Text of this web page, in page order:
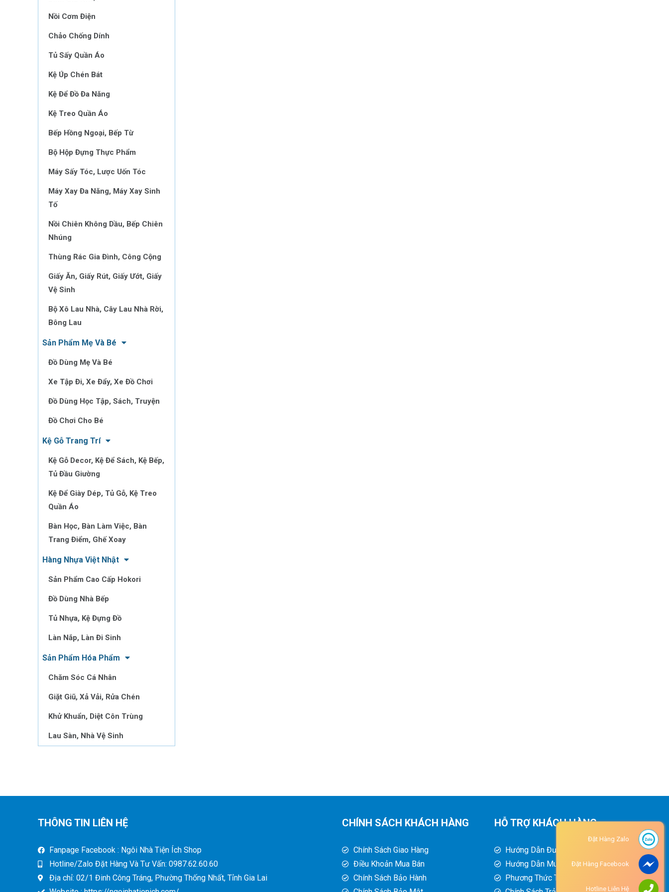
Nồi Cơm Điện
Chảo Chống Dính
Tủ Sấy Quần Áo
Kệ Úp Chén Bát
Kệ Để Đồ Đa Năng
Kệ Treo Quần Áo
Bếp Hồng Ngoại, Bếp Từ
Bộ Hộp Đựng Thực Phẩm
Máy Sấy Tóc, Lược Uốn Tóc
Máy Xay Đa Năng, Máy Xay Sinh
Tố
Nồi Chiên Không Dầu, Bếp Chiên
Nhúng
Thùng Rác Gia Đình, Công Cộng
Giấy Ăn, Giấy Rút, Giấy Ướt, Giấy
Vệ Sinh
Bộ Xô Lau Nhà, Cây Lau Nhà Rời,
Bông Lau
Sản Phẩm Mẹ Và Bé
Đồ Dùng Mẹ Và Bé
Xe Tập Đi, Xe Đẩy, Xe Đồ Chơi
Đồ Dùng Học Tập, Sách, Truyện
Đồ Chơi Cho Bé
Kệ Gỗ Trang Trí
Kệ Gỗ Decor, Kệ Để Sách, Kệ Bếp,
Tủ Đầu Giường
Kệ Để Giày Dép, Tủ Gỗ, Kệ Treo
Quần Áo
Bàn Học, Bàn Làm Việc, Bàn
Trang Điểm, Ghế Xoay
Hàng Nhựa Việt Nhật
Sản Phẩm Cao Cấp Hokori
Đồ Dùng Nhà Bếp
Tủ Nhựa, Kệ Đựng Đồ
Làn Nắp, Làn Đi Sinh
Sản Phẩm Hóa Phẩm
Chăm Sóc Cá Nhân
Giặt Giũ, Xả Vải, Rửa Chén
Khử Khuẩn, Diệt Côn Trùng
Lau Sàn, Nhà Vệ Sinh
THÔNG TIN LIÊN HỆ
Fanpage Facebook : Ngôi Nhà Tiện Ích Shop
Hotline/Zalo Đặt Hàng Và Tư Vấn: 0987.62.60.60
Địa chỉ: 02/1 Đinh Công Tráng, Phường Thống Nhất, Tỉnh Gia Lai
CHÍNH SÁCH KHÁCH HÀNG
Chính Sách Giao Hàng
Điều Khoản Mua Bán
Chính Sách Bảo Hành
HỖ TRỢ KHÁCH HÀNG
Hướng Dẫn Đường Đi
Hướng Dẫn Mua Hàng
Phương Thức Thanh Toán
Đặt Hàng Zalo
Đặt Hàng Facebook
Hotline Liên Hệ